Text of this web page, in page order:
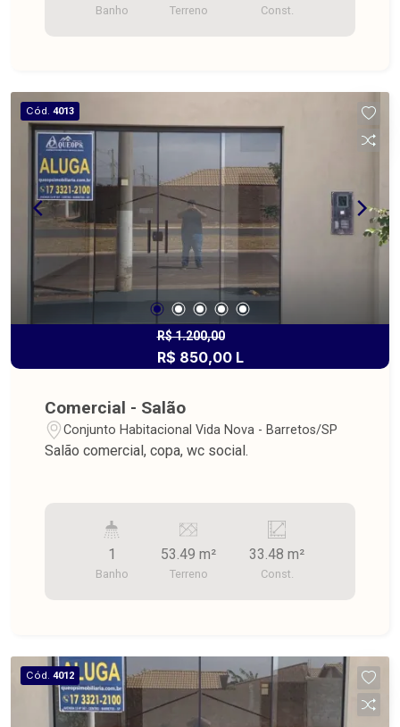
Banho Terreno Const.
Cód. 4013
R$ 1.200,00
R$ 850,00 L
Comercial - Salão
Conjunto Habitacional Vida Nova - Barretos/SP
Salão comercial, copa, wc social.
1
Banho
53.49 m²
Terreno
33.48 m²
Const.
Cód. 4012